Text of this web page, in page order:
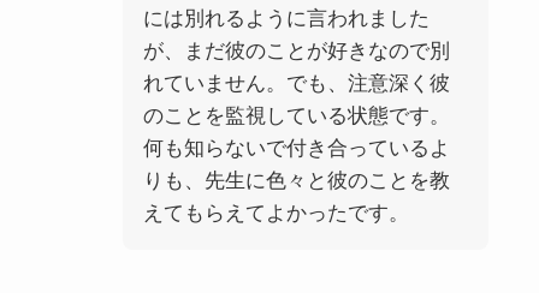
には別れるように言われました
が、まだ彼のことが好きなので別
れていません。でも、注意深く彼
のことを監視している状態です。
何も知らないで付き合っているよ
りも、先生に色々と彼のことを教
えてもらえてよかったです。